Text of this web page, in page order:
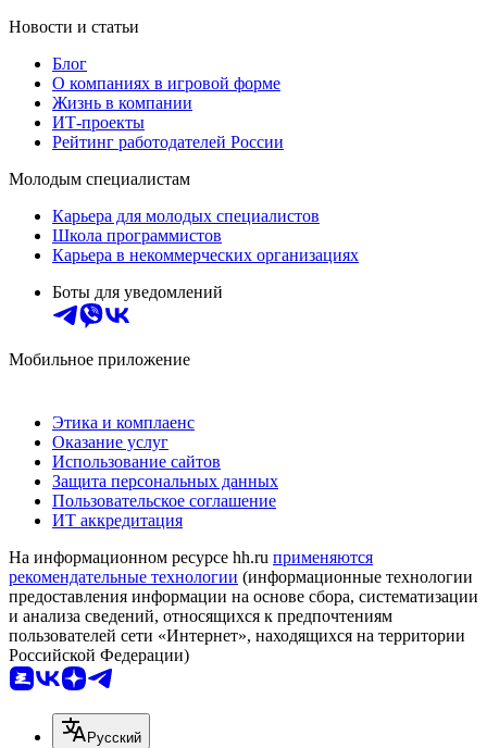
Новости и статьи
Блог
О компаниях в игровой форме
Жизнь в компании
ИТ-проекты
Рейтинг работодателей России
Молодым специалистам
Карьера для молодых специалистов
Школа программистов
Карьера в некоммерческих организациях
Боты для уведомлений
Мобильное приложение
Этика и комплаенс
Оказание услуг
Использование сайтов
Защита персональных данных
Пользовательское соглашение
ИТ аккредитация
На информационном ресурсе hh.ru применяются
рекомендательные технологии (информационные технологии
предоставления информации на основе сбора, систематизации
и анализа сведений, относящихся к предпочтениям
пользователей сети «Интернет», находящихся на территории
Российской Федерации)
Русский